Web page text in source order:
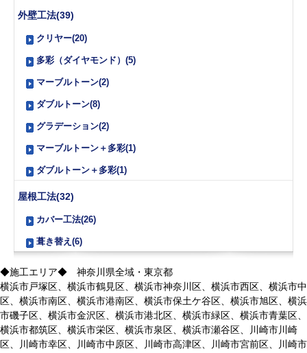
外壁工法(39)
クリヤー(20)
多彩（ダイヤモンド）(5)
マーブルトーン(2)
ダブルトーン(8)
グラデーション(2)
マーブルトーン＋多彩(1)
ダブルトーン＋多彩(1)
屋根工法(32)
カバー工法(26)
葺き替え(6)
◆施工エリア◆ 神奈川県全域・東京都
横浜市戸塚区、横浜市鶴見区、横浜市神奈川区、横浜市西区、横浜市中
区、横浜市南区、横浜市港南区、横浜市保土ケ谷区、横浜市旭区、横浜
市磯子区、横浜市金沢区、横浜市港北区、横浜市緑区、横浜市青葉区、
横浜市都筑区、横浜市栄区、横浜市泉区、横浜市瀬谷区、川崎市川崎
区、川崎市幸区、川崎市中原区、川崎市高津区、川崎市宮前区、川崎市